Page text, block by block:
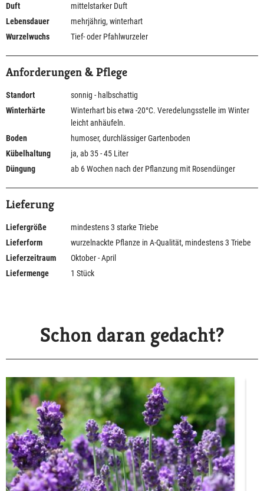
Duft
mittelstarker Duft
Lebensdauer
mehrjährig, winterhart
Wurzelwuchs
Tief- oder Pfahlwurzeler
Anforderungen & Pflege
Standort
sonnig - halbschattig
Winterhärte
Winterhart bis etwa -20°C. Veredelungsstelle im Winter
leicht anhäufeln.
Boden
humoser, durchlässiger Gartenboden
Kübelhaltung
ja, ab 35 - 45 Liter
Düngung
ab 6 Wochen nach der Pflanzung mit Rosendünger
Lieferung
Liefergröße
mindestens 3 starke Triebe
Lieferform
wurzelnackte Pflanze in A-Qualität, mindestens 3 Triebe
Lieferzeitraum
Oktober - April
Liefermenge
1 Stück
Schon daran gedacht?